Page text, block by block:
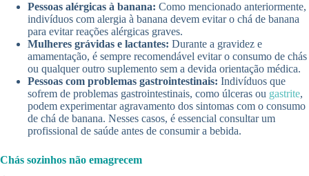
Pessoas alérgicas à banana: Como mencionado anteriormente,
indivíduos com alergia à banana devem evitar o chá de banana
para evitar reações alérgicas graves.
Mulheres grávidas e lactantes: Durante a gravidez e
amamentação, é sempre recomendável evitar o consumo de chás
ou qualquer outro suplemento sem a devida orientação médica.
Pessoas com problemas gastrointestinais: Indivíduos que
sofrem de problemas gastrointestinais, como úlceras ou gastrite,
podem experimentar agravamento dos sintomas com o consumo
de chá de banana. Nesses casos, é essencial consultar um
profissional de saúde antes de consumir a bebida.
Chás sozinhos não emagrecem